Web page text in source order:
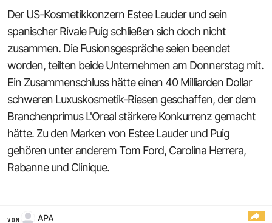
Der US-Kosmetikkonzern Estee Lauder und sein
spanischer Rivale Puig schließen sich doch nicht
zusammen. Die Fusionsgespräche seien beendet
worden, teilten beide Unternehmen am Donnerstag mit.
Ein Zusammenschluss hätte einen 40 Milliarden Dollar
schweren Luxuskosmetik-Riesen geschaffen, der dem
Branchenprimus L'Oreal stärkere Konkurrenz gemacht
hätte. Zu den Marken von Estee Lauder und Puig
gehören unter anderem Tom Ford, Carolina Herrera,
Rabanne und Clinique.
VON APA